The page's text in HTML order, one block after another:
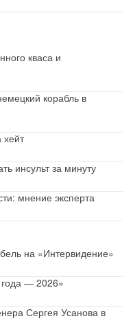
кваса и
корабль в
хейт
инсульт за минуту
мнение эксперта
на «Интервидение»
года — 2026»
Сергея Усанова в